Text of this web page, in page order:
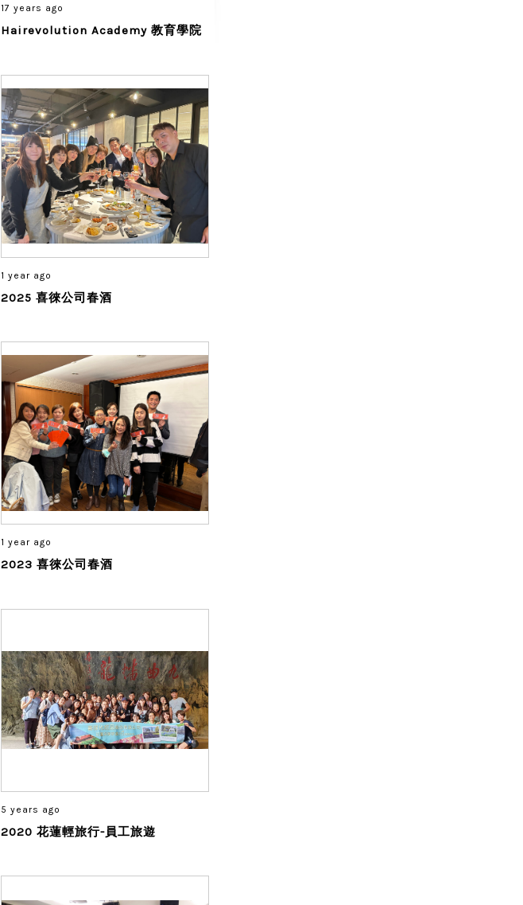
17 years ago
Hairevolution Academy 教育學院
1 year ago
2025 喜徠公司春酒
1 year ago
2023 喜徠公司春酒
5 years ago
2020 花蓮輕旅行-員工旅遊